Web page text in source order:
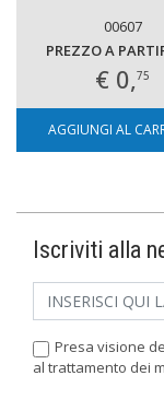
00607
PREZZO A
€ 0,75
AGGIUNGI AL
Iscriviti alla
Presa visione
al trattamento dei